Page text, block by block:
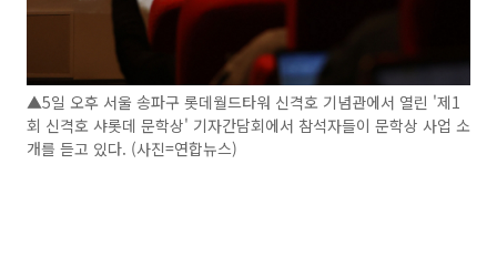
▲5일 오후 서울 송파구 롯데월드타워 신격호 기념관에서 열린 '제1
회 신격호 샤롯데 문학상' 기자간담회에서 참석자들이 문학상 사업 소
개를 듣고 있다. (사진=연합뉴스)